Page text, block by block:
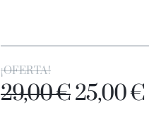
¡OFERTA!
29,00€EL
25,00€